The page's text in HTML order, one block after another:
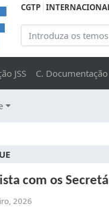
CGTP
JSS C. Documentação
com os
2026